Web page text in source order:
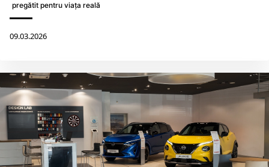
pregătit pentru viața reală
09.03.2026